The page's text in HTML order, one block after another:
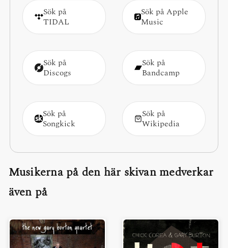
Sök på
TIDAL
Sök på Apple
Music
Sök på
Discogs
Sök på
Bandcamp
Sök på
Songkick
Sök på
Wikipedia
Musikerna på den här skivan medverkar
även på